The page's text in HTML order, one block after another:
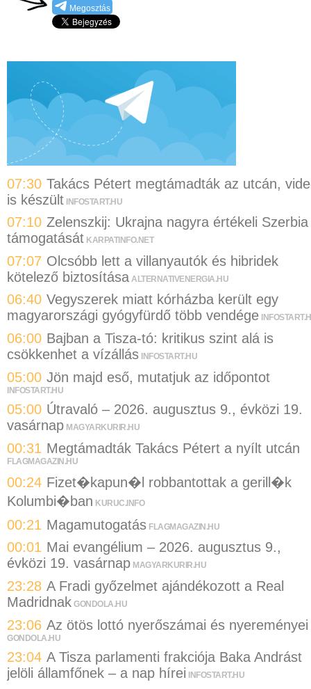
Megosztás
07:30 Takács Pétert megtámadták az utcán,
is készült INFOSTART.HU
07:10 Zelenszkij: Ukrajna nagyra értékeli Szerbia
támogatását KARPATINFO.NET
07:07 Olcsóbb lett a villanyautók és hibridek
kötelező biztosítása ALTERNATIVENERGIA.HU
06:40 Vegyszerek miatt kórházba került egy
magyarországi gyógyfürdő több vendége
06:00 Bajban a Tisza-tó: kritikus szint alá is
csökkenhet a vízállás INFOSTART.HU
05:00 Jön majd eső, mutatjuk az időpontot
INFOSTART.HU
05:00 Útravaló – 2026. augusztus 9., évközi 19.
vasárnap MAGYARKURIR.HU
00:31 Megtámadták Takács Pétert a nyílt utcán
FLAGMAGAZIN.HU
00:24 Fizet�kapun�l robbantottak a gerill�k
Kolumbi�ban KURUC.INFO
00:21 Magamutogatás FLAGMAGAZIN.HU
00:01 Mai evangélium – 2026. augusztus 9.,
évközi 19. vasárnap MAGYARKURIR.HU
23:28 A Fradi győzelmet ajándékozott a Real
Madridnak GONDOLA.HU
23:06 Az ötös lottó nyerőszámai és nyereményei
GONDOLA.HU
23:04 A Tisza parlamenti frakciója Baka Andrást
jelöli államfőnek – a nap hírei
INFOSTART.HU